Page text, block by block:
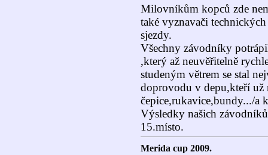
Milovníkům kopců zde
také vyznavači
sjezdy.
Všechny závodníky
,který až neuvěřitelně
studeným větrem se stal
doprovodu v depu,kteří už
čepice,rukavice,bundy.../a
Výsledky našich
15.místo.
Merida cup 2009.